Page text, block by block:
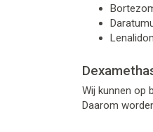
Wij kunnen op
Daarom